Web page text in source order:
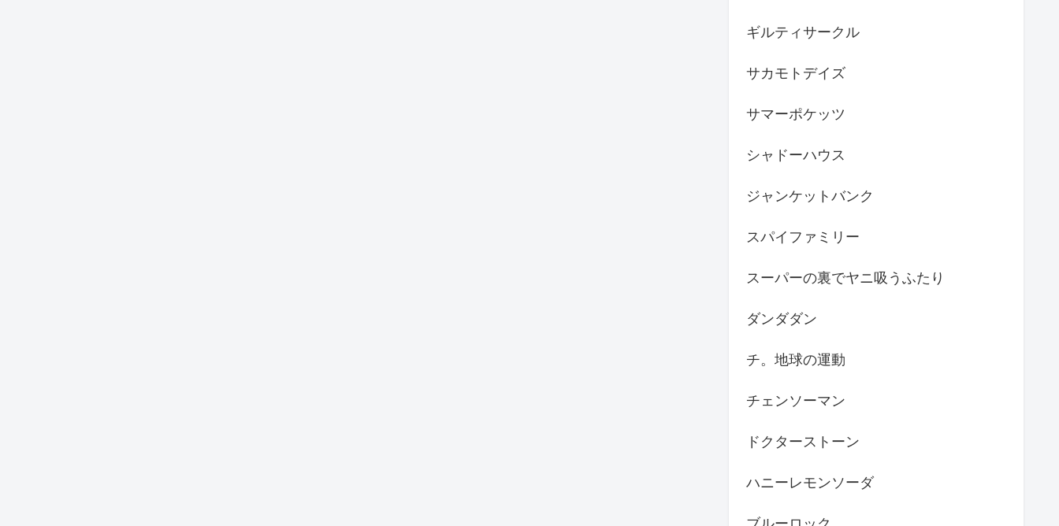
ギルティサークル
サカモトデイズ
サマーポケッツ
シャドーハウス
ジャンケットバンク
スパイファミリー
スーパーの裏でヤニ吸うふたり
ダンダダン
チ。地球の運動
チェンソーマン
ドクターストーン
ハニーレモンソーダ